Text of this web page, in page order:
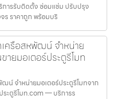
การรับติดตั้ง ซ่อมแซ่ม ปรับปรุง
ร ราคาถูก พร้อมบริ
เครือสหพัฒน์ จำหน่าย
ายมอเตอร์ประตูรีโมท
น์ จำหน่ายมอเตอร์ประตูรีโมทจาก
ระตูรีโมท.com — บริการร